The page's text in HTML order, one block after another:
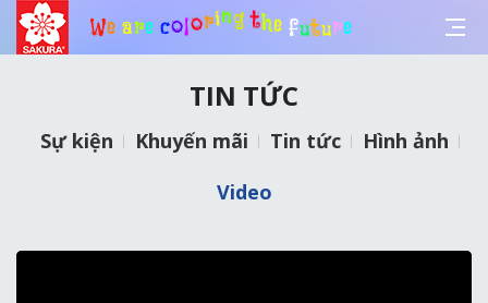
We are coloring the f uture
TIN TỨC
Sự kiện Khuyến mãi Tin tức
Hình ảnh
Video